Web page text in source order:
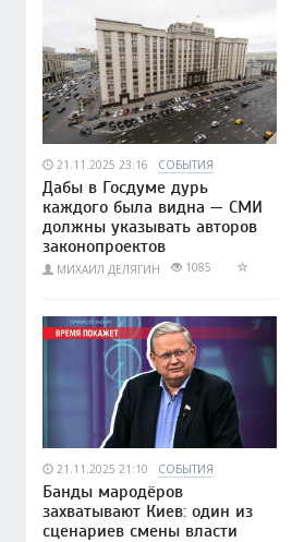
21.11.2025 23:16 СОБЫТИЯ
Дабы в Госдуме дурь
каждого была видна — СМИ
должны указывать авторов
законопроектов
МИХАИЛ ДЕЛЯГИН 1085
21.11.2025 21:10 СОБЫТИЯ
Банды мародёров
захватывают Киев: один из
сценариев смены власти